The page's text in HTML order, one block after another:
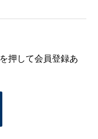
押して会員登録あ